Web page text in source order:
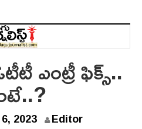
ఎంట్రీ ఫిక్స్..
2023D Editor